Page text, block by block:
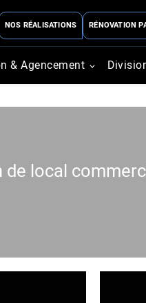
NOS RÉALISATIONS RÉNOVATION
& Agencement
local